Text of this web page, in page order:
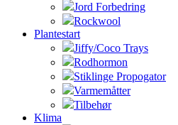
Jord Forbedring
Rockwool
Plantestart
Jiffy/Coco Trays
Rodhormon
Stiklinge Propogator
Varmemåtter
Tilbehør
Klima